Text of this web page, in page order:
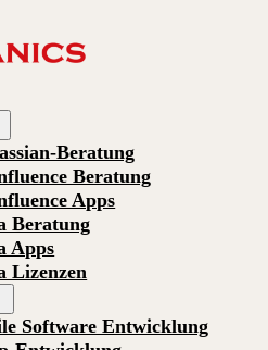
Beratung
Beratung
Apps
Beratung
Apps
Lizenzen
Software Entwicklung